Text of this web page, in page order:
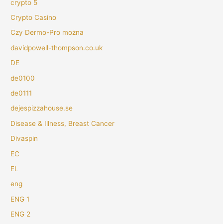
crypto 5
Crypto Casino
Czy Dermo-Pro można
davidpowell-thompson.co.uk
DE
de0100
de0111
dejespizzahouse.se
Disease & Illness, Breast Cancer
Divaspin
EC
EL
eng
ENG 1
ENG 2